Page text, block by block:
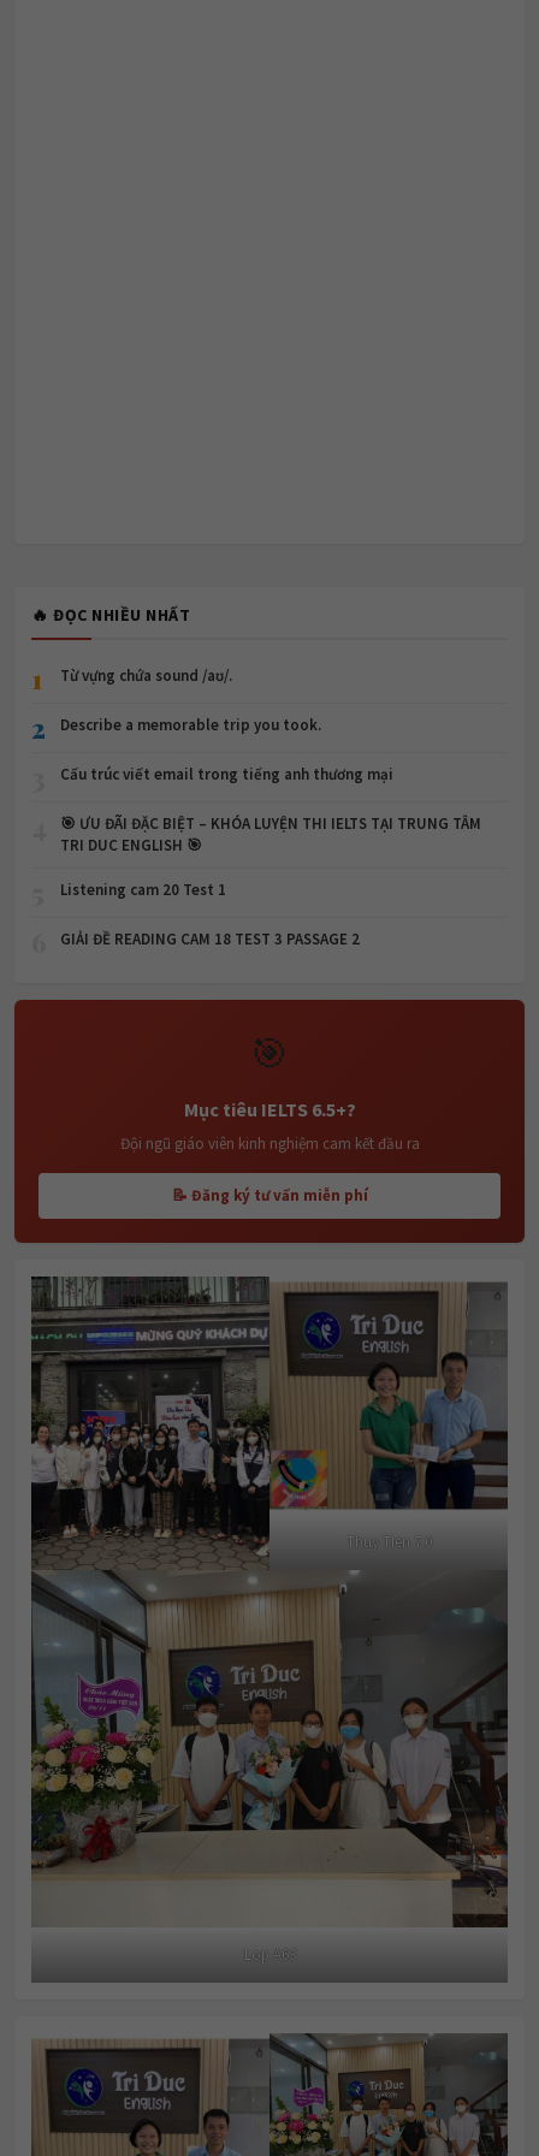
🔥 ĐỌC NHIỀU NHẤT
1 Từ vựng chứa sound /aʊ/.
2 Describe a memorable trip you took.
Cấu trúc viết email trong tiếng anh thương mại
🎯 ƯU ĐÃI ĐẶC BIỆT – KHÓA LUYỆN THI IELTS TẠI TRUNG TÂM
TRI DUC ENGLISH 🎯
Listening cam 20 Test 1
GIẢI ĐỀ READING CAM 18 TEST 3 PASSAGE 2
🎯
Mục tiêu IELTS 6.5+?
Đội ngũ giáo viên kinh nghiệm cam kết đầu ra
📝 Đăng ký tư vấn miễn phí
Thuy Tien 7.0
Lop A63